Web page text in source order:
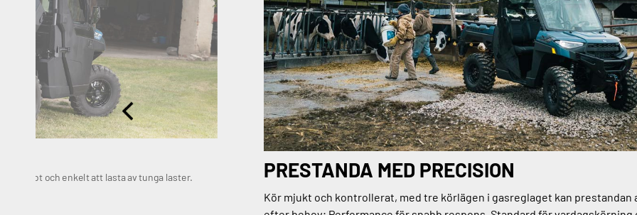
snabbt och enkelt att lasta av tunga laster. PRESTANDA MED PRECISION
Kör mjukt och kontrollerat, med tre körlägen i gasreglaget kan prestandan